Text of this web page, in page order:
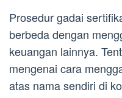
Prosedur gadai
berbeda dengan
keuangan lainnya.
mengenai cara
atas nama sendiri di